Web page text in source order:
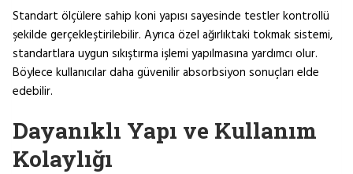
Standart ölçülere sahip koni yapısı sayesinde testler kontrollü
şekilde gerçekleştirilebilir. Ayrıca özel ağırlıktaki tokmak sistemi,
standartlara uygun sıkıştırma işlemi yapılmasına yardımcı olur.
Böylece kullanıcılar daha güvenilir absorbsiyon sonuçları elde
edebilir.
Dayanıklı Yapı ve Kullanım
Kolaylığı